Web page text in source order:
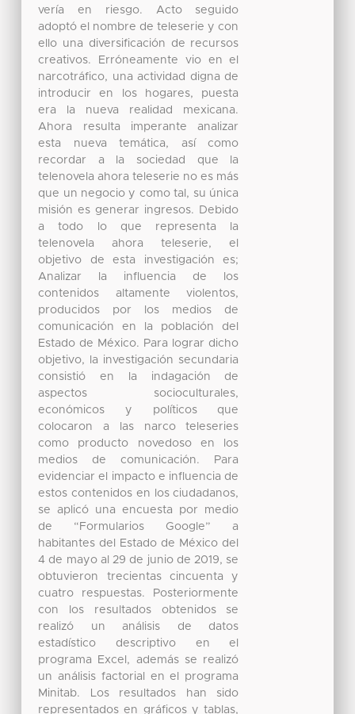
vería en riesgo. Acto seguido
adoptó el nombre de teleserie y con
ello una diversificación de recursos
creativos. Erróneamente vio en el
narcotráfico, una actividad digna de
introducir en los hogares, puesta
era la nueva realidad mexicana.
Ahora resulta imperante analizar
esta nueva temática, así como
recordar a la sociedad que la
telenovela ahora teleserie no es más
que un negocio y como tal, su única
misión es generar ingresos. Debido
a todo lo que representa la
telenovela ahora teleserie, el
objetivo de esta investigación es;
Analizar la influencia de los
contenidos altamente violentos,
producidos por los medios de
comunicación en la población del
Estado de México. Para lograr dicho
objetivo, la investigación secundaria
consistió en la indagación de
aspectos socioculturales,
económicos y políticos que
colocaron a las narco teleseries
como producto novedoso en los
medios de comunicación. Para
evidenciar el impacto e influencia de
estos contenidos en los ciudadanos,
se aplicó una encuesta por medio
de “Formularios Google” a
habitantes del Estado de México del
4 de mayo al 29 de junio de 2019, se
obtuvieron trecientas cincuenta y
cuatro respuestas. Posteriormente
con los resultados obtenidos se
realizó un análisis de datos
estadístico descriptivo en el
programa Excel, además se realizó
un análisis factorial en el programa
Minitab. Los resultados han sido
representados en gráficos y tablas,